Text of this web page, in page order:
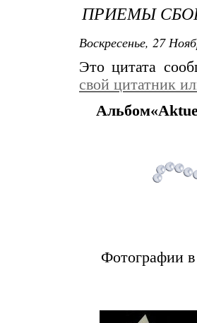
ПРИЕМЫ
Воскресенье, 27
Это цитата
свой цитатник
Фотографии